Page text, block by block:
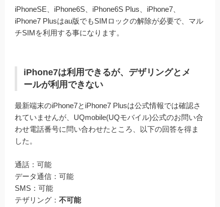
iPhoneSE、iPhone6S、iPhone6S Plus、iPhone7、
iPhone7 Plusはau版でもSIMロックの解除が必要で、マル
チSIMを利用する事になります。
iPhone7は利用できるが、デザリングとメ
ールが利用できない
最新端末のiPhone7とiPhone7 Plusは公式情報では確認さ
れていませんが、UQmobile(UQモバイル)公式のお問い合
わせ電話番号に問い合わせたところ、以下の回答を得ま
した。
通話：可能
データ通信：可能
SMS：可能
テザリング： 不可能